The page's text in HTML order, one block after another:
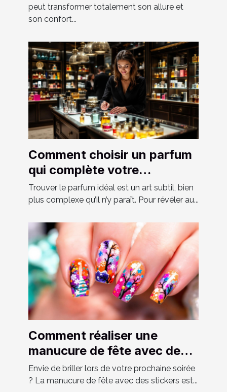
peut transformer totalement son allure et
son confort...
Comment choisir un parfum
qui complète votre
personnalité?
Trouver le parfum idéal est un art subtil, bien
plus complexe qu’il n’y paraît. Pour révéler au...
Comment réaliser une
manucure de fête avec des
stickers ?
Envie de briller lors de votre prochaine soirée
? La manucure de fête avec des stickers est...